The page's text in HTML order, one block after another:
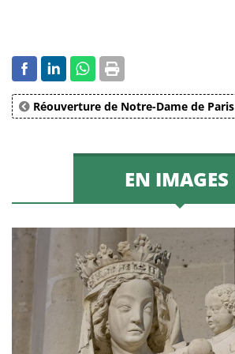
Réouverture de Notre-Dame de Paris
EN IMAGES